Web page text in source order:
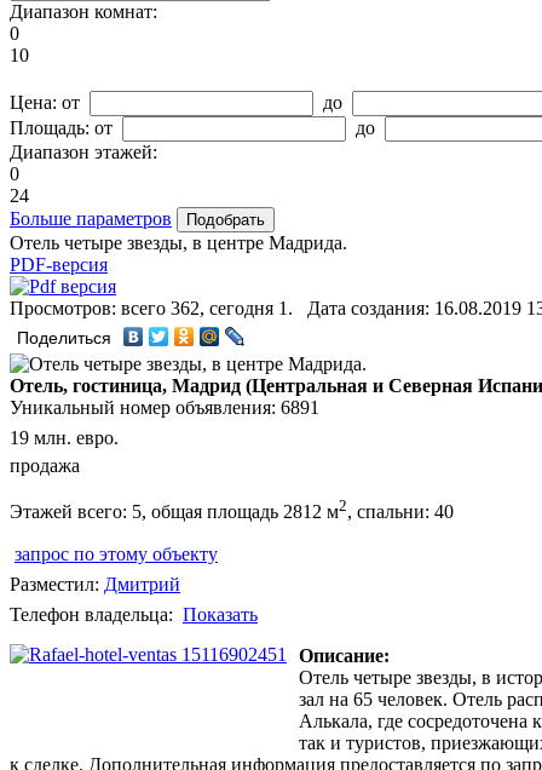
Диапазон комнат:
0
10
Цена: от до
Площадь: от
до
Диапазон этажей:
0
24
Больше параметров
Отель четыре звезды, в центре Мадрида.
PDF-версия
Просмотров: всего 362, сегодня 1. Дата создания: 16.08.2019
Поделиться
Отель, гостиница, Мадрид (Центральная и Северная
Уникальный номер объявления: 6891
19 млн. евро.
продажа
Этажей всего: 5, общая площадь 2812 м2, спальни: 40
запрос по этому объекту
Разместил: Дмитрий
Телефон владельца: Показать
Описание:
Отель четыре звезды, в
зал на 65 человек. Отель
Алькала, где
так и туристов,
к сделке. Дополнительная информация предоставляется по